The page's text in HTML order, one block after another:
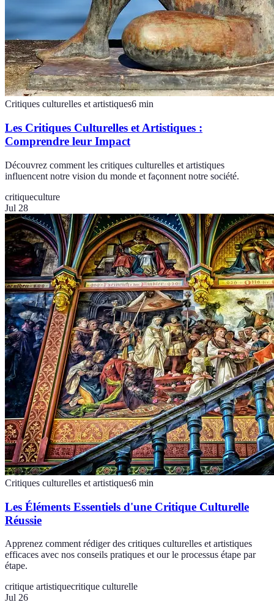
Critiques culturelles et artistiques6 min
Les Critiques Culturelles et Artistiques :
Comprendre leur Impact
Découvrez comment les critiques culturelles et artistiques
influencent notre vision du monde et façonnent notre société.
critiqueculture
Jul 28
Critiques culturelles et artistiques6 min
Les Éléments Essentiels d'une Critique Culturelle
Réussie
Apprenez comment rédiger des critiques culturelles et artistiques
efficaces avec nos conseils pratiques et our le processus étape par
étape.
critique artistiquecritique culturelle
Jul 26